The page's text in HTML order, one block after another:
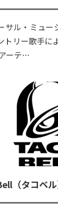
サル・ミュー
トリー歌手に
ーテ…
（タコベル